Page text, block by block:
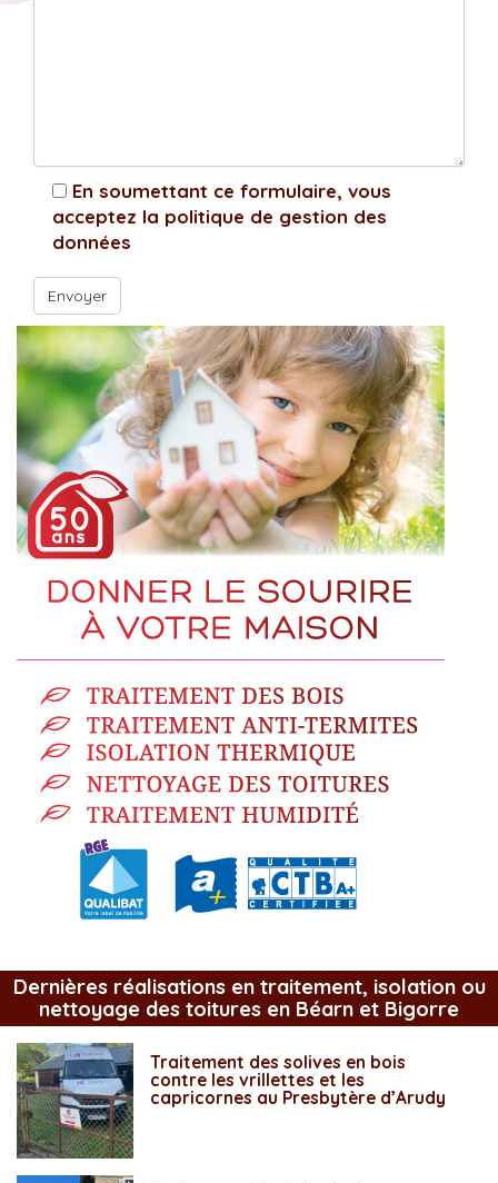
En soumettant ce formulaire, vous
acceptez la politique de gestion des
données
Dernières réalisations en traitement, isolation ou
nettoyage des toitures en Béarn et Bigorre
Traitement des solives en bois
contre les vrillettes et les
capricornes au Presbytère d’Arudy